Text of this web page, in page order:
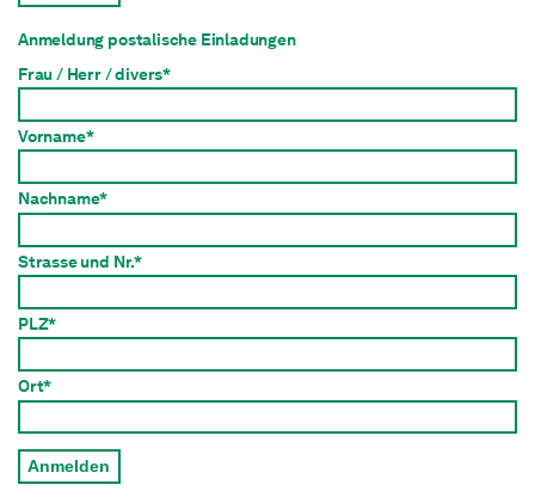
Anmeldung postalische Einladungen
Frau / Herr / divers*
Vorname*
Nachname*
Strasse und Nr.*
PLZ*
Ort*
Anmelden